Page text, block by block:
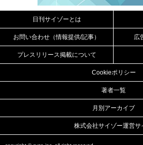
日刊サイゾーとは
お問い合わせ（情報提供/記事） 広
プレスリリース掲載について
Cookieポリシー
著者一覧
月別アーカイブ
株式会社サイゾー運営サ